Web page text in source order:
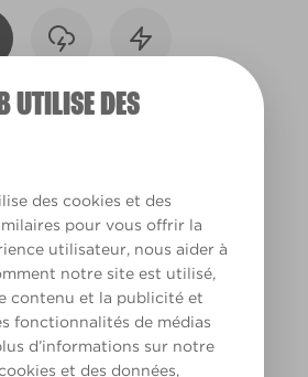
UTILISE DES
des cookies et des
pour vous offrir la
utilisateur, nous aider à
notre site est utilisé,
contenu et la publicité et
fonctionnalités de médias
d’informations sur notre
et des données,
CETTE COULEUR
?
et l’éclairage jouent un rôle
des couleurs dans votre
outil pour voir le rendu de
de la lumière.